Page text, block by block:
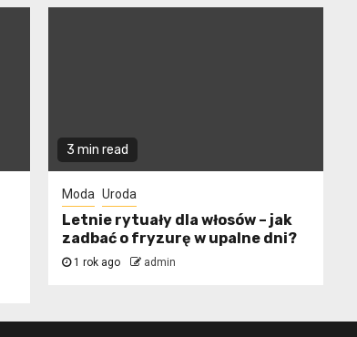
3 min read
Moda Uroda
Letnie rytuały dla włosów – jak
zadbać o fryzurę w upalne dni?
1 rok ago admin